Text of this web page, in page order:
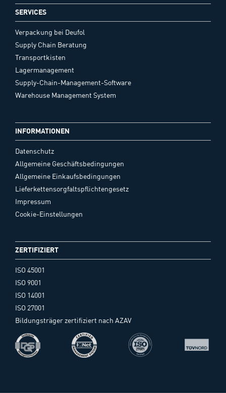
ZERTIFIZIERT
ISO 45001
ISO 9001
ISO 14001
ISO 27001
Bildungsträger zertifiziert nach AZAV
INFORMATIONEN
Datenschutz
Allgemeine Geschäftsbedingungen
Allgemeine Einkaufsbedingungen
Lieferkettensorgfaltspflichtengesetz
Impressum
Cookie-Einstellungen
SERVICES
Verpackung bei Deufol
Supply Chain Beratung
Transportkisten
Lagermanagement
Supply-Chain-Management-Software
Warehouse Management System